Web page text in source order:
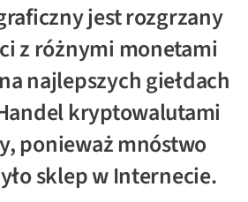
jest rozgrzany
z różnymi monetami
najlepszych giełdach
kryptowalutami
ponieważ mnóstwo
sklep w Internecie.